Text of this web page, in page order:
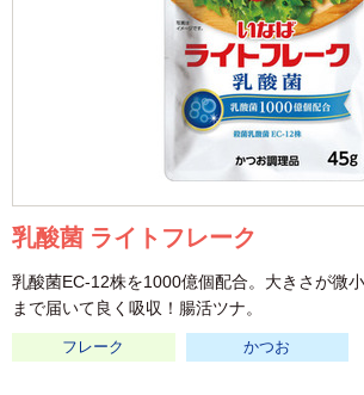
乳酸菌 ライトフレーク
乳酸菌EC-12株を1000億個配合。大きさが微
まで届いて良く吸収！腸活ツナ。
フレーク かつお